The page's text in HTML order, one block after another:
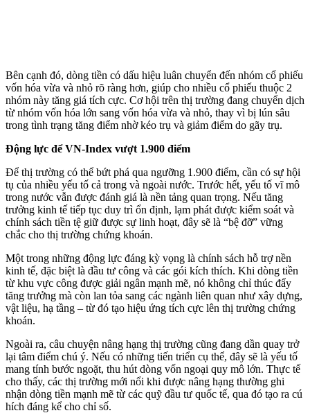
Bên cạnh đó, dòng tiền có dấu hiệu luân chuyển đến nhóm cổ phiếu
vốn hóa vừa và nhỏ rõ ràng hơn, giúp cho nhiều cổ phiếu thuộc 2
nhóm này tăng giá tích cực. Cơ hội trên thị trường đang chuyển dịch
từ nhóm vốn hóa lớn sang vốn hóa vừa và nhỏ, thay vì bị lún sâu
trong tình trạng tăng điểm nhờ kéo trụ và giảm điểm do gãy trụ.
Động lực để VN-Index vượt 1.900 điểm
Để thị trường có thể bứt phá qua ngưỡng 1.900 điểm, cần có sự hội
tụ của nhiều yếu tố cả trong và ngoài nước. Trước hết, yếu tố vĩ mô
trong nước vẫn được đánh giá là nền tảng quan trọng. Nếu tăng
trưởng kinh tế tiếp tục duy trì ổn định, lạm phát được kiểm soát và
chính sách tiền tệ giữ được sự linh hoạt, đây sẽ là “bệ đỡ” vững
chắc cho thị trường chứng khoán.
Một trong những động lực đáng kỳ vọng là chính sách hỗ trợ nền
kinh tế, đặc biệt là đầu tư công và các gói kíc‌h thí‌ch. Khi dòng tiền
từ khu vực công được giải ngân mạnh mẽ, nó không chỉ thúc đẩy
tăng trưởng mà còn lan tỏa sang các ngành liên quan như xây dựng,
vật liệu, hạ tầng – từ đó tạo hiệu ứng tích cực lên thị trường chứng
khoán.
Ngoài ra, câu chuyện nâng hạng thị trường cũng đang dần quay trở
lại tâm điểm chú ý. Nếu có những tiến triển cụ thể, đây sẽ là yếu tố
mang tính bước ngoặt, thu hút dòng vốn ngoại quy mô lớn. Thực tế
cho thấy, các thị trường mới nổi khi được nâng hạng thường ghi
nhận dòng tiền mạnh mẽ từ các quỹ đầu tư quốc tế, qua đó tạo ra cú
hích đáng kể cho chỉ số.